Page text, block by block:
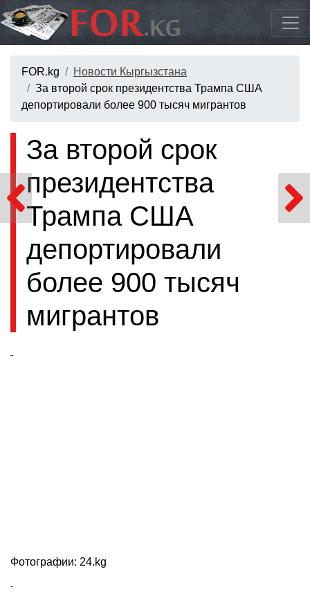
FOR.kg
Новости Кыргызстана
За второй срок президентства Трампа США
депортировали более 900 тысяч мигрантов
За второй срок
президентства
Трампа США
депортировали
более 900 тысяч
мигрантов
Фотографии: 24.kg